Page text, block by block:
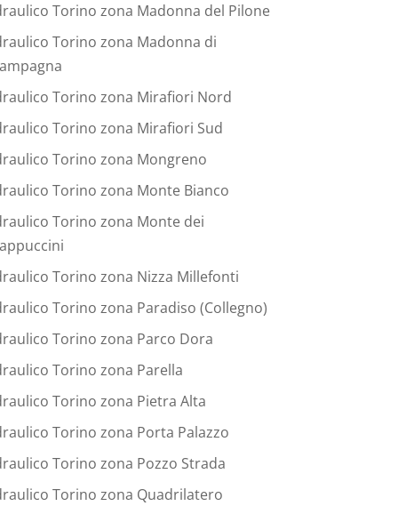
Torino zona Madonna del Pilone
Torino zona Madonna di
Torino zona Mirafiori Nord
Torino zona Mirafiori Sud
Torino zona Mongreno
Torino zona Monte Bianco
Torino zona Monte dei
Torino zona Nizza Millefonti
Torino zona Paradiso (Collegno)
Torino zona Parco Dora
Torino zona Parella
Torino zona Pietra Alta
Torino zona Porta Palazzo
Torino zona Pozzo Strada
Torino zona Quadrilatero